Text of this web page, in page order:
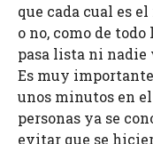
que cada cual es
o no, como de
pasa lista ni nadie
Es muy
unos minutos en
personas ya se
evitar que se